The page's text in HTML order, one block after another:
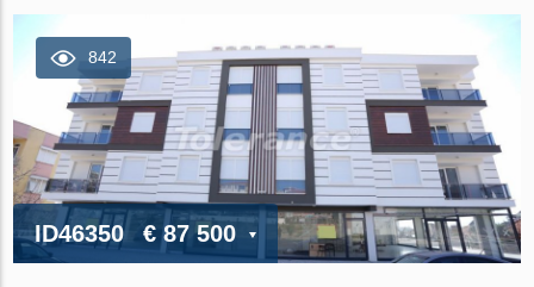
842
ID46350 € 87 500